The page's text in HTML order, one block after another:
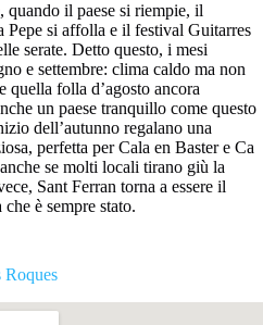
quando il paese si riempie, il
Pepe si affolla e il festival Guitarres
serate. Detto questo, i mesi
e settembre: clima caldo ma non
quella folla d’agosto ancora
un paese tranquillo come questo
dell’autunno regalano una
perfetta per Cala en Baster e Ca
se molti locali tirano giù la
Sant Ferran torna a essere il
è sempre stato.
Roques